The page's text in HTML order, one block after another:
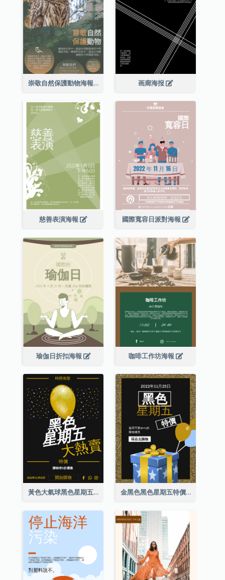
崇敬自然保護動物海報 画廊海报
慈善表演海報 國際寬容日派對海報
瑜伽日折扣海報 咖啡工作坊海報
黃色大氣球黑色星期五特價海報 金黑色黑色星期五特價海報